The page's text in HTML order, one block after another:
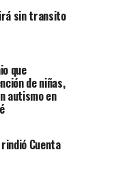
sin transito
que
de niñas,
autismo en
Cuenta